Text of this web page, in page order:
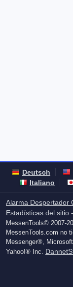
Deutsch
Italiano
Alarma Despertador
Estadísticas del sitio -
MessenTools© 2007-
MessenTools.com no
Messenger®,
Yahoo!® Inc.